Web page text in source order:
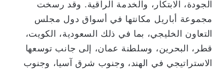
الجودة، الابتكار، والخدمة الراقية. وقد رسخت
مجموعة أباريل مكانتها في أسواق دول مجلس
التعاون الخليجي، بما في ذلك السعودية، الكويت،
قطر، البحرين، وسلطنة عمان، إلى جانب توسعها
الاستراتيجي في الهند، وجنوب شرق آسيا، وجنوب